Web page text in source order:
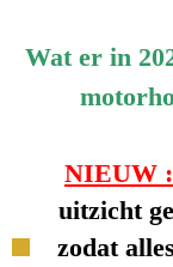
Wat er in
NIEUW :
uitzicht
zodat